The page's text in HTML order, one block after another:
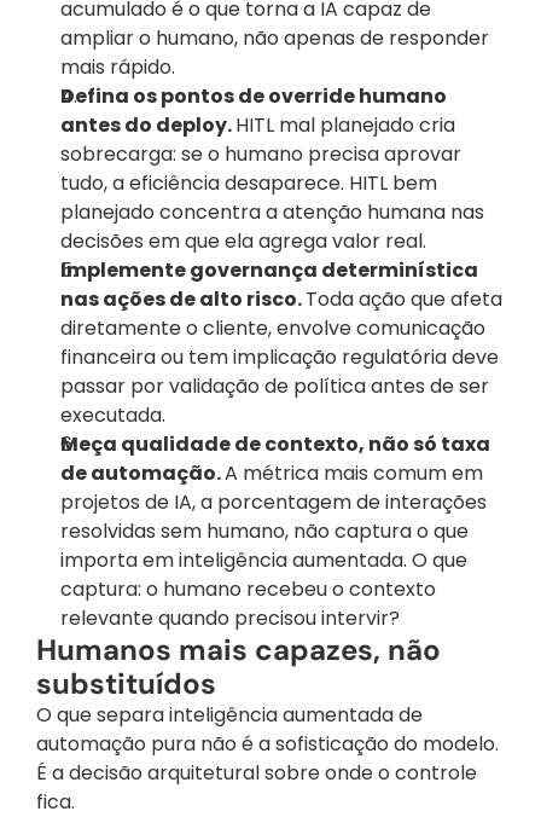
acumulado é o que torna a IA capaz de
ampliar o humano, não apenas de responder
mais rápido.
Defina os pontos de override humano
antes do deploy. HITL mal planejado cria
sobrecarga: se o humano precisa aprovar
tudo, a eficiência desaparece. HITL bem
planejado concentra a atenção humana nas
decisões em que ela agrega valor real.
Implemente governança determinística
nas ações de alto risco. Toda ação que afeta
diretamente o cliente, envolve comunicação
financeira ou tem implicação regulatória deve
passar por validação de política antes de ser
executada.
Meça qualidade de contexto, não só taxa
de automação. A métrica mais comum em
projetos de IA, a porcentagem de interações
resolvidas sem humano, não captura o que
importa em inteligência aumentada. O que
captura: o humano recebeu o contexto
relevante quando precisou intervir?
Humanos mais capazes, não
substituídos
O que separa inteligência aumentada de
automação pura não é a sofisticação do modelo.
É a decisão arquitetural sobre onde o controle
fica.